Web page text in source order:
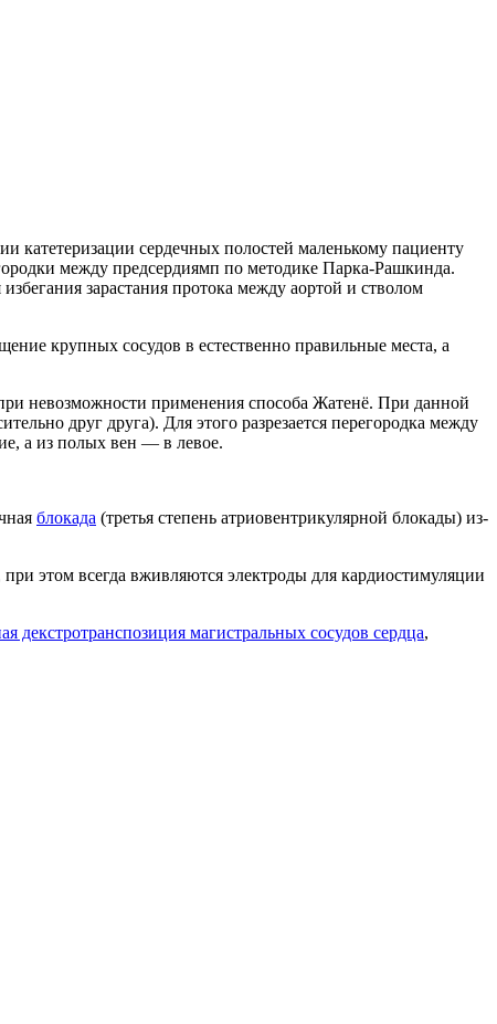
сердечных полостей маленькому пациенту
между предсердиямп по методике Парка-Рашкинда.
зарастания протока между аортой и стволом
крупных сосудов в естественно правильные места, а
невозможности применения способа Жатенё. При данной
друг друга). Для этого разрезается перегородка между
а из полых вен — в левое.
блокада (третья степень атриовентрикулярной блокады) из-
этом всегда вживляются электроды для кардиостимуляции
декстротранспозиция магистральных сосудов сердца,